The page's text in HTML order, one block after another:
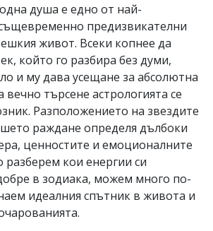
душа е едно от най-
предизвикателни
живот. Всеки копнее да
който го разбира без думи,
и му дава усещане за абсолютна
търсене астрологията се
Разположението на звездите
раждане определя дълбоки
ценностите и емоционалните
разберем кои енергии си
в зодиака, можем много по-
идеалния спътник в живота и